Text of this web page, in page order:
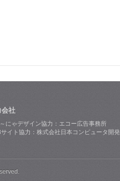
会社
にゃデザイン協力：エコー広告事務所
イト協力：株式会社日本コンピュータ開発